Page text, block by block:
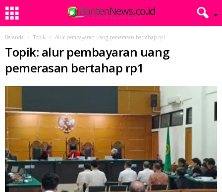
Beranda Topik Alur pembayaran uang pemerasan bertahap rp1
Topik: alur pembayaran uang
pemerasan bertahap rp1